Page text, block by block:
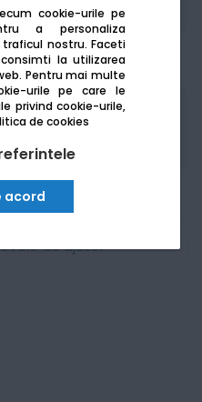
cookie-urile pe
a personaliza
nostru. Faceti
la utilizarea
Pentru mai multe
urile pe care le
privind cookie-urile,
de cookies
acord
Vezi detalii
pe platforma de
SICAP
de ajutor